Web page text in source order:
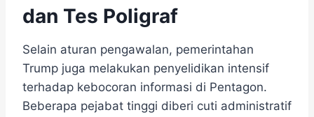
dan Tes Poligraf
Selain aturan pengawalan, pemerintahan
Trump juga melakukan penyelidikan intensif
terhadap kebocoran informasi di Pentagon.
Beberapa pejabat tinggi diberi cuti administratif